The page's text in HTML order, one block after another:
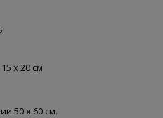
х 20 см
50 х 60 см.